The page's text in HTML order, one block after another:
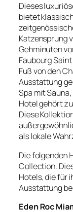
Dieses
bietet
Katzensprung
Gehminuten
Faubourg
Fuß von den
Ausstattung
Spa mit
Hotel gehört
Diese
als lokale
Die folgenden
Collection.
Hotels, die für
Ausstattung
Eden Roc